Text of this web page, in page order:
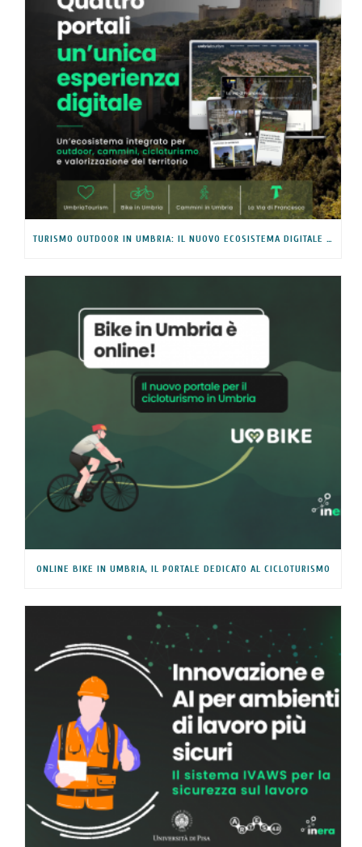
TURISMO OUTDOOR IN UMBRIA: IL NUOVO ECOSISTEMA DIGITALE INTEGRATO
ONLINE BIKE IN UMBRIA, IL PORTALE DEDICATO AL CICLOTURISMO